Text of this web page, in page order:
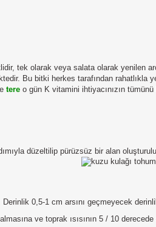
tek olarak veya salata olarak yenilen
Bu bitki herkes tarafından rahatlıkla
tere o gün K vitamini ihtiyacınızın tümünü
düzeltilip pürüzsüz bir alan
0,5-1 cm arsını geçmeyecek
ve toprak ısısının 5 / 10